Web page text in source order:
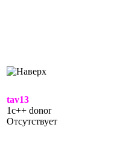
tav13
1c++ donor
Отсутствует